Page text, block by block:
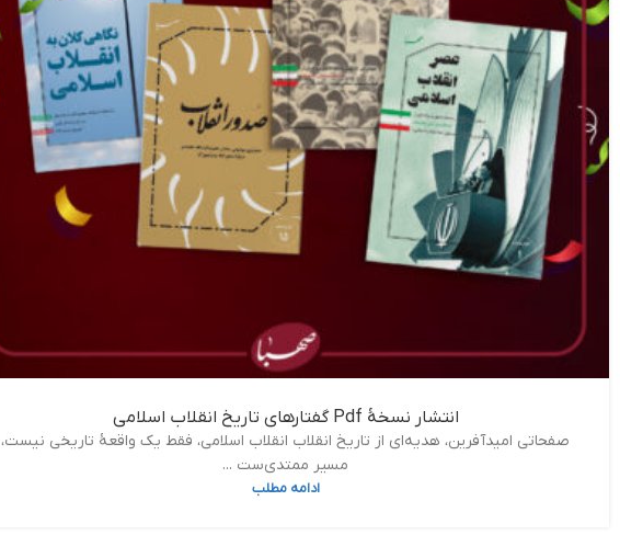
انتشار نسخۀ Pdf گفتارهای تاریخ انقلاب اسلامی
صفحاتی امیدآفرین، هدیه‌ای از تاریخ انقلاب انقلاب اسلامی، فقط یک واقعۀ تاریخی نیست،
مسیر ممتدی‌ست ...
ادامه مطلب